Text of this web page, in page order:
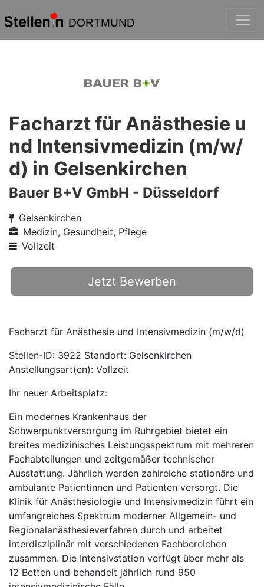
DORTMUND
Facharzt für Anästhesie u
nd Intensivmedizin (m/w/
d) in Gelsenkirchen
Bauer B+V GmbH - Düsseldorf
Gelsenkirchen
Medizin, Gesundheit, Pflege
Vollzeit
Jetzt Bewerben
Facharzt für Anästhesie und Intensivmedizin (m/w/d)
Stellen-ID: 3922 Standort: Gelsenkirchen
Anstellungsart(en): Vollzeit
Ihr neuer Arbeitsplatz:
Ein modernes Krankenhaus der
Schwerpunktversorgung im Ruhrgebiet bietet ein
breites medizinisches Leistungsspektrum mit mehreren
Fachabteilungen und zeitgemäßer technischer
Ausstattung. Jährlich werden zahlreiche stationäre und
ambulante Patientinnen und Patienten versorgt. Die
Klinik für Anästhesiologie und Intensivmedizin führt ein
umfangreiches Spektrum moderner Allgemein- und
Regionalanästhesieverfahren durch und arbeitet
interdisziplinär mit verschiedenen Fachbereichen
zusammen. Die Intensivstation verfügt über mehr als
12 Betten und behandelt jährlich rund 950